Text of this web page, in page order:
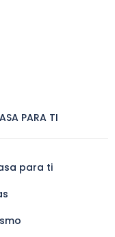
PARA TI
para ti